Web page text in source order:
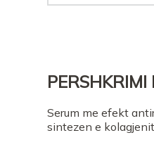
Serum me efekt
sintezen e